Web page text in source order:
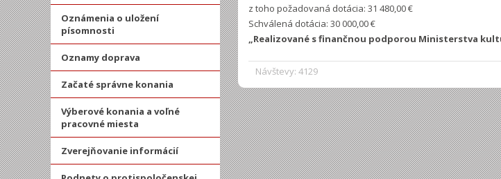
Oznámenia o uložení
písomnosti
Oznamy doprava
Začaté správne konania
Výberové konania a voľné
pracovné miesta
Zverejňovanie informácií
Návštevy: 4129
z toho požadovaná dotácia: 31 480,00 €
Schválená dotácia: 30 000,00 €
„Realizované s finančnou podporou Ministerstva